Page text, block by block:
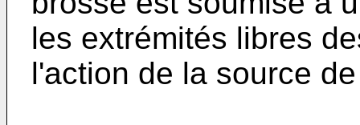
les extrémités libres
l'action de la source